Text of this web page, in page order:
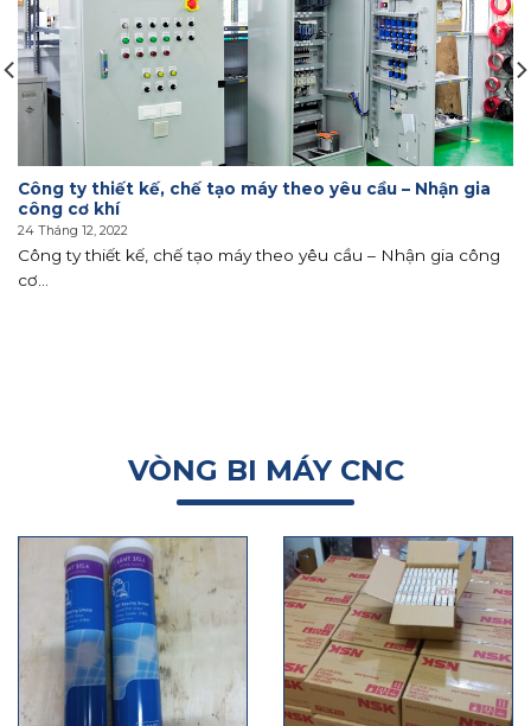
Công ty thiết kế, chế tạo máy theo yêu cầu – Nhận gia
công cơ khí
24 Tháng 12, 2022
Công ty thiết kế, chế tạo máy theo yêu cầu – Nhận gia công
cơ...
VÒNG BI MÁY CNC